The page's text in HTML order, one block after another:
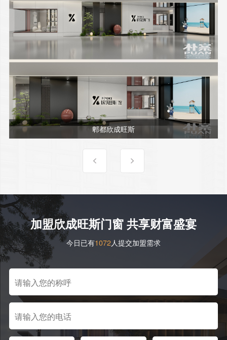
郫都欣成旺斯
加盟欣成旺斯门窗 共享财富盛宴
今日已有1072人提交加盟需求